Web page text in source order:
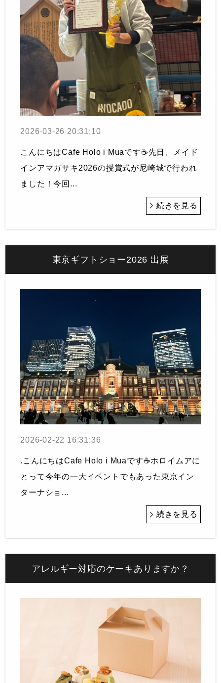
2026-03-26 20:31:10
こんにちはCafe Holo i Muaです☕️先日、メイド
インアマガサキ2026の授賞式が尼崎城で行われ
ました！今回...
続きを見る
東京ギフトショー2026 出展
2026-02-22 16:31:36
.こんにちはCafe Holo i Muaです☕️ホロイムアに
とって今年の一大イベントでもあった東京イン
ターナショ...
続きを見る
アレルギー対応のケーキありますか？